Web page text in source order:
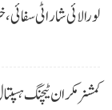
لورالائی شار اٹی
کمشنر مکران ٹیچنگ